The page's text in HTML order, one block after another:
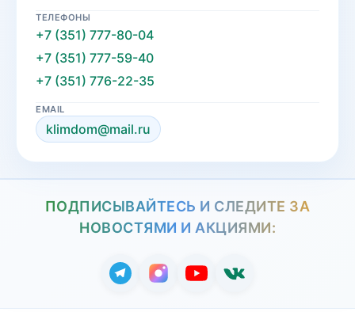
ТЕЛЕФОНЫ
+7 (351) 777-80-04
+7 (351) 777-59-40
+7 (351) 776-22-35
EMAIL
klimdom@mail.ru
ПОДПИСЫВАЙТЕСЬ И СЛЕДИТЕ ЗА
НОВОСТЯМИ И АКЦИЯМИ: